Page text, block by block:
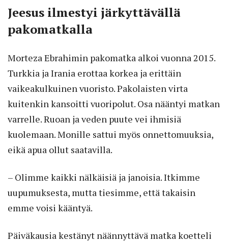
Jeesus ilmestyi järkyttävällä
pakomatkalla
Morteza Ebrahimin pakomatka alkoi vuonna 2015.
Turkkia ja Irania erottaa korkea ja erittäin
vaikeakulkuinen vuoristo. Pakolaisten virta
kuitenkin kansoitti vuoripolut. Osa nääntyi matkan
varrelle. Ruoan ja veden puute vei ihmisiä
kuolemaan. Monille sattui myös onnettomuuksia,
eikä apua ollut saatavilla.
– Olimme kaikki nälkäisiä ja janoisia. Itkimme
uupumuksesta, mutta tiesimme, että takaisin
emme voisi kääntyä.
Päiväkausia kestänyt näännyttävä matka koetteli